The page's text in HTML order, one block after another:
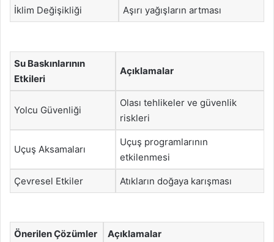
İklim Değişikliği Aşırı yağışların artması
Su Baskınlarının
Etkileri
Açıklamalar
Yolcu Güvenliği
Olası tehlikeler ve güvenlik
riskleri
Uçuş Aksamaları
Uçuş programlarının
etkilenmesi
Çevresel Etkiler Atıkların doğaya karışması
Önerilen Çözümler Açıklamalar